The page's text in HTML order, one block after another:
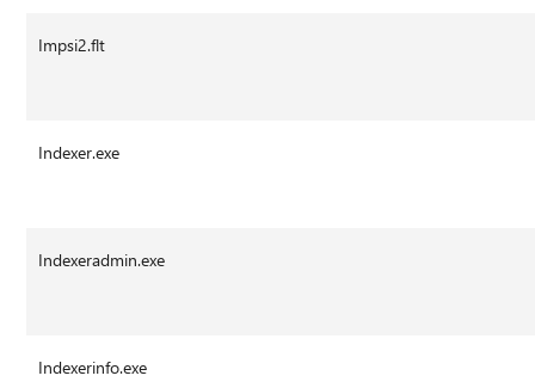
Impsi2.flt
Indexer.exe
Indexeradmin.exe
Indexerinfo.exe